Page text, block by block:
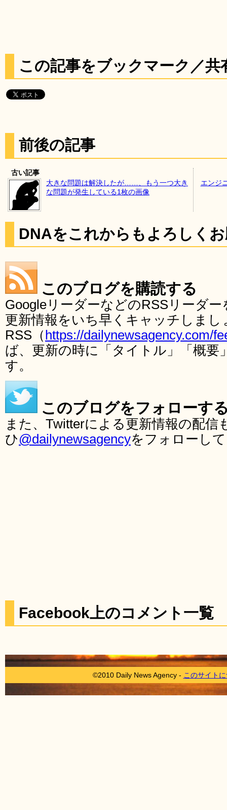
この記事をブックマーク／共
前後の記事
古い記事
大きな問題は解決したが……、もう一つ大き
な問題が発生している1枚の画像
エンジ
DNAをこれからもよろしく
このブログを購読する
GoogleリーダーなどのRSSリーダ
更新情報をいち早くキャッチしま
RSS（ https://dailynewsagency.com/
ば、更新の時に「タイトル」「概要
す。
このブログをフォローす
また、Twitterによる更新情報の配
ひ@dailynewsagencyをフォローし
Facebook上のコメント一覧
©2010 Daily News Agency - このサイト